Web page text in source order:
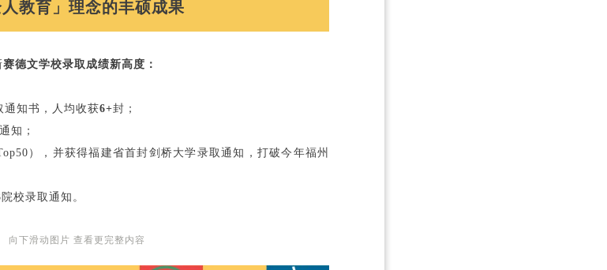
人教育」 理念的丰硕成果
赛德文学校录取成绩新高度：
通知书，人均收获6+封；
知；
），并获得福建省首封剑桥大学录取通知，打破今年福州
校录取通知。
向下滑动图片 查看更完整内容